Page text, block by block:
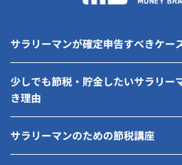
サラリーマンが確定申告すべきケー
少しでも節税・貯金したいサラリー
き理由
サラリーマンのための節税講座